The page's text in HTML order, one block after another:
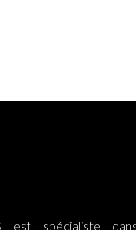
est spécialiste